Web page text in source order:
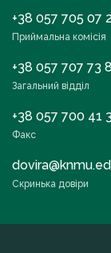
+38 057 705 07
Приймальна комісія
+38 057 707 73
Загальний відділ
+38 057 700 41
Факс
Скринька довіри